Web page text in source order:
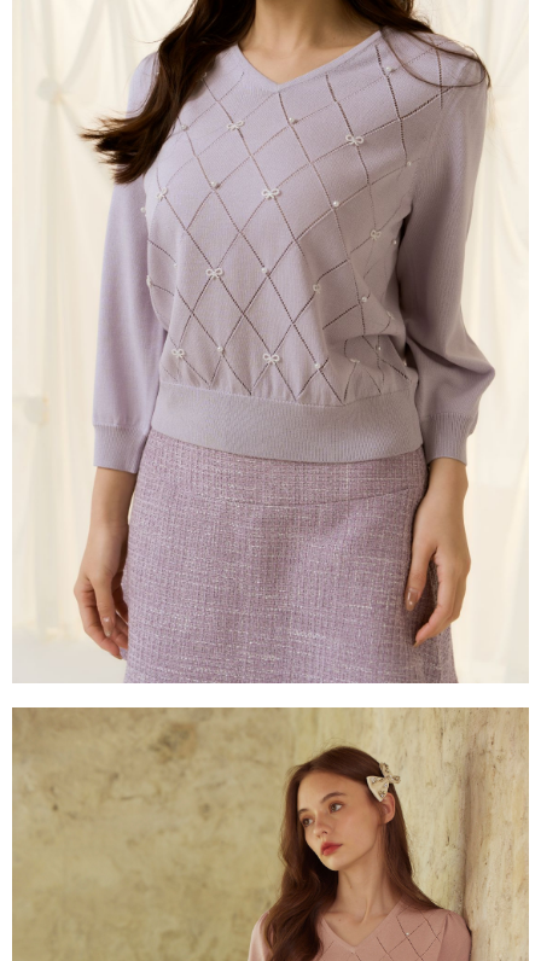
每筆NT$80，滿NT$2,000(含以上)免運費
每筆NT$80，滿NT$2,000(含以上)免運費
每筆NT$100，滿NT$2,000(含以上)免運費